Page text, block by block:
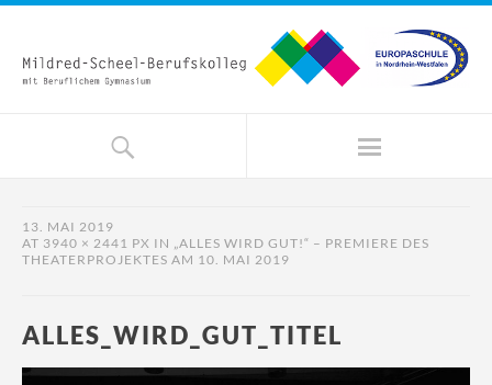
13. MAI 2019
AT 3940 × 2441 PX IN
„ALLES WIRD GUT!“ – PREMIERE DES
THEATERPROJEKTES AM 10. MAI 2019
ALLES_WIRD_GUT_TITEL